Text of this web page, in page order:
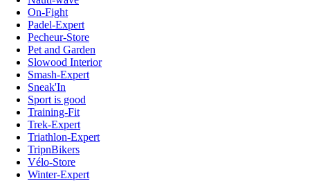
On-Fight
Padel-Expert
Pecheur-Store
Pet and Garden
Slowood Interior
Smash-Expert
Sneak'In
Sport is good
Training-Fit
Trek-Expert
Triathlon-Expert
TripnBikers
Vélo-Store
Winter-Expert